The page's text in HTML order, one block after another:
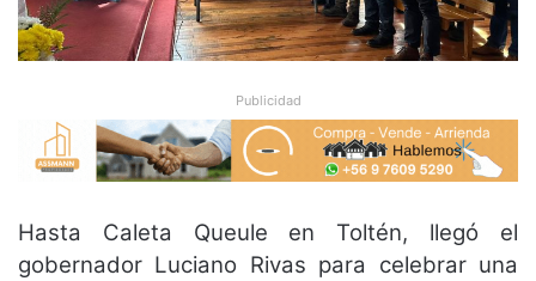
Publicidad
Hasta Caleta Queule en Toltén, llegó el
gobernador Luciano Rivas para celebrar una